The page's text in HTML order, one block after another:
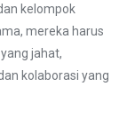
kelompok
mereka harus
jahat,
kolaborasi yang